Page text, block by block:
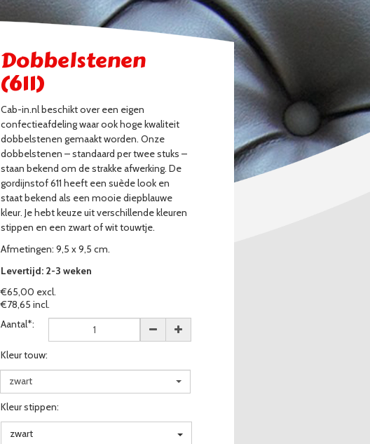
Dobbelstenen
(611)
Cab-in.nl beschikt over een eigen
confectieafdeling waar ook hoge kwaliteit
dobbelstenen gemaakt worden. Onze
dobbelstenen – standaard per twee stuks –
staan bekend om de strakke afwerking. De
gordijnstof 611 heeft een suède look en
staat bekend als een mooie diepblauwe
kleur. Je hebt keuze uit verschillende kleuren
stippen en een zwart of wit touwtje.
Afmetingen: 9,5 x 9,5 cm.
Levertijd: 2-3 weken
€65,00 excl.
€78,65 incl.
Aantal*:
Kleur touw:
zwart
Kleur stippen:
zwart